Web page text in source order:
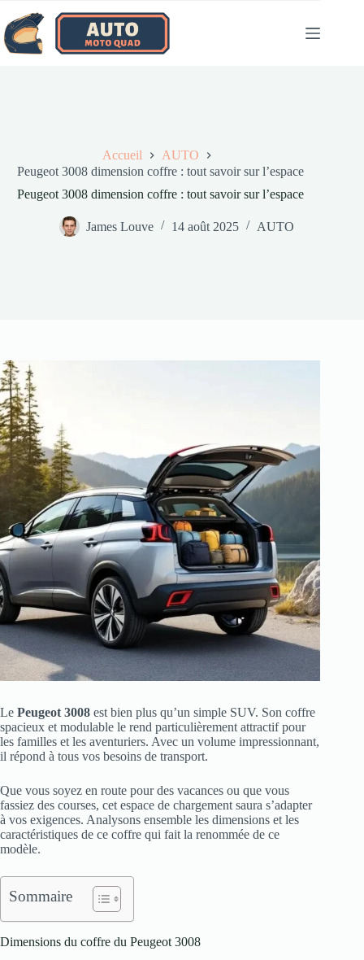
au
contenu
Accueil
AUTO
Peugeot 3008 dimension coffre : tout savoir sur l’espace
Peugeot 3008 dimension coffre : tout savoir sur l’espace
James Louve 14 août 2025 AUTO
Le Peugeot 3008 est bien plus qu’un simple SUV. Son coffre
spacieux et modulable le rend particulièrement attractif pour
les familles et les aventuriers. Avec un volume impressionnant,
il répond à tous vos besoins de transport.
Que vous soyez en route pour des vacances ou que vous
fassiez des courses, cet espace de chargement saura s’adapter
à vos exigences. Analysons ensemble les dimensions et les
caractéristiques de ce coffre qui fait la renommée de ce
modèle.
Sommaire
Dimensions du coffre du Peugeot 3008